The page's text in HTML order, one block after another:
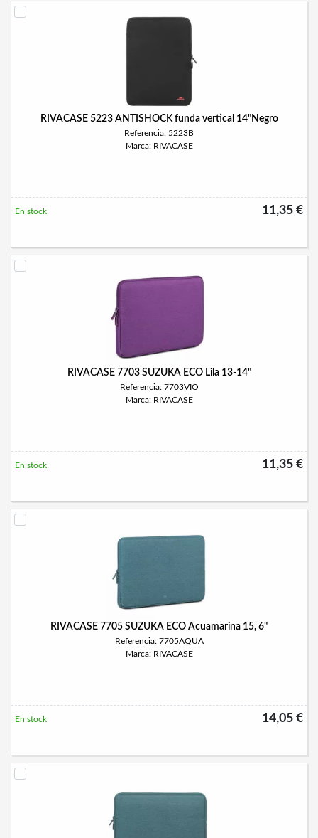
RIVACASE 5223 ANTISHOCK funda vertical 14"Negro
Referencia: 5223B
Marca: RIVACASE
11,35 €
En stock
RIVACASE 7703 SUZUKA ECO Lila 13-14"
Referencia: 7703VIO
Marca: RIVACASE
11,35 €
En stock
RIVACASE 7705 SUZUKA ECO Acuamarina 15, 6"
Referencia: 7705AQUA
Marca: RIVACASE
14,05 €
En stock